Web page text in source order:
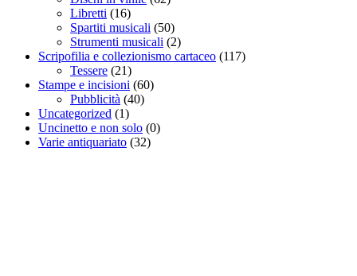
Libretti (16)
Spartiti musicali (50)
Strumenti musicali (2)
Scripofilia e collezionismo cartaceo (117)
Tessere (21)
Stampe e incisioni (60)
Pubblicità (40)
Uncategorized (1)
Uncinetto e non solo (0)
Varie antiquariato (32)